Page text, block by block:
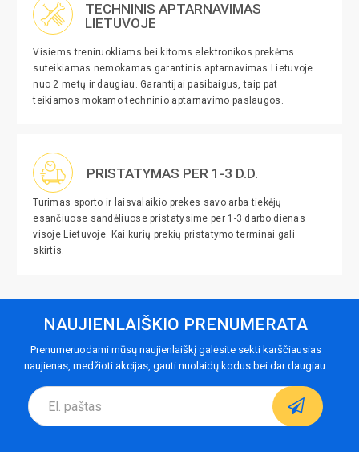
TECHNINIS APTARNAVIMAS
LIETUVOJE
Visiems treniruokliams bei kitoms elektronikos prekėms
suteikiamas nemokamas garantinis aptarnavimas Lietuvoje
nuo 2 metų ir daugiau. Garantijai pasibaigus, taip pat
teikiamos mokamo techninio aptarnavimo paslaugos.
PRISTATYMAS PER 1-3 D.D.
Turimas sporto ir laisvalaikio prekes savo arba tiekėjų
esančiuose sandėliuose pristatysime per 1-3 darbo dienas
visoje Lietuvoje. Kai kurių prekių pristatymo terminai gali
skirtis.
NAUJIENLAIŠKIO PRENUMERATA
Prenumeruodami mūsų naujienlaiškį galėsite sekti karščiausias
naujienas, medžioti akcijas, gauti nuolaidų kodus bei dar daugiau.